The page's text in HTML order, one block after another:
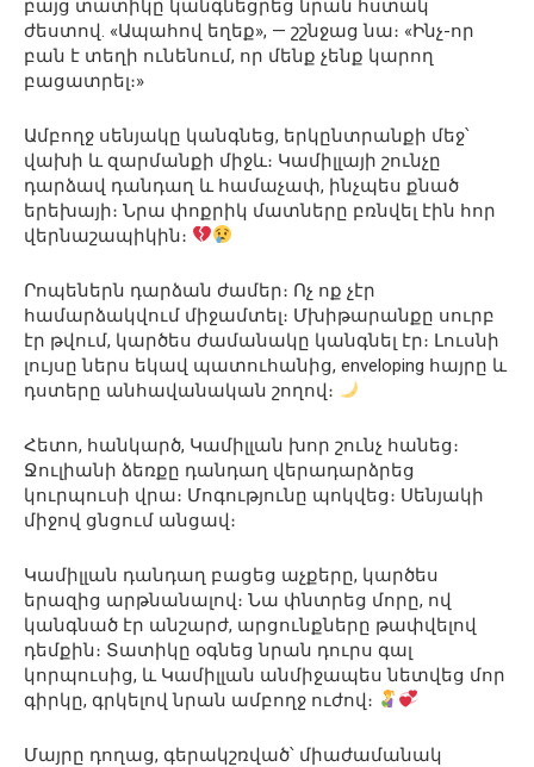
բայց տատիկը կանգնեցրեց նրան հստակ
ժեստով. «Ապահով եղեք», — շշնջաց նա։ «Ինչ-որ
բան է տեղի ունենում, որ մենք չենք կարող
բացատրել։»
Ամբողջ սենյակը կանգնեց, երկընտրանքի մեջ՝
վախի և զարմանքի միջև։ Կամիլլայի շունչը
դարձավ դանդաղ և համաչափ, ինչպես քնած
երեխայի։ Նրա փոքրիկ մատները բռնվել էին հոր
վերնաշապիկին։
Րոպեներն դարձան ժամեր։ Ոչ ոք չէր
համարձակվում միջամտել։ Մխիթարանքը սուրբ
էր թվում, կարծես ժամանակը կանգնել էր։ Լուսնի
լույսը ներս եկավ պատուհանից, enveloping հայրը և
դստերը անհավանական շողով։
Հետո, հանկարծ, Կամիլլան խոր շունչ հանեց։
Ջուլիանի ձեռքը դանդաղ վերադարձրեց
կուրպուսի վրա։ Մոգությունը պոկվեց։ Սենյակի
միջով ցնցում անցավ։
Կամիլլան դանդաղ բացեց աչքերը, կարծես
երազից արթնանալով։ Նա փնտրեց մորը, ով
կանգնած էր անշարժ, արցունքները թափվելով
դեմքին։ Տատիկը օգնեց նրան դուրս գալ
կորպուսից, և Կամիլլան անմիջապես նետվեց մոր
գիրկը, գրկելով նրան ամբողջ ուժով։
Մայրը դողաց, գերակշռված՝ միաժամանակ